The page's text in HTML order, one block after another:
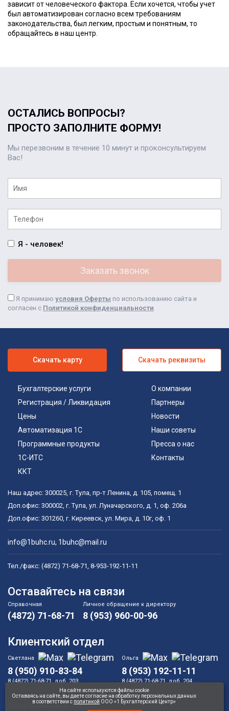
зависит от человеческого фактора. Если хочется, чтобы учет
был автоматизирован согласно всем требованиям
законодательства, был легким, простым и понятным, то
обращайтесь в наш центр.
ОСТАЛИСЬ ВОПРОСЫ?
ПРОСТО ЗАПОЛНИТЕ ФОРМУ!
Мы перезвоним в течение 10 минут и проконсультируем
Вас!
Я - человек!
Я принимаю условия Оферты по использованию сайта и
согласен с Политикой конфиденциальности
Скачать карту Скачать реквизиты
Бухгалтерские услуги
Регистрация / Ликвидация
Цены
Автоматизация 1С
Программные продукты
1С-ИТС
ККТ
О компании
Партнеры
Новости
Наши советы
Пресса о нас
Контакты
Наш адрес: 300025, г. Тула, пр-т Ленина, д. 105, помещ. 1
Доп.офис: 300002, г. Тула, ул. Луначарского, д. 1, оф. 206а
Доп.офис: 301260, г. Киреевск, ул. Мира, д. 10г, оф. 1
info@1buhc.ru, 1buhc@mail.ru
Тел./факс: (4872) 71-68-71, 8-953-192-11-11
Оставайтесь на связи
Справочная Личное обращение к директору
(4872) 71-68-71 8 (953) 960-00-96
Клиентский отдел
Светлана Ольга
8 (950) 910-83-84
8 (4872) 71-68-71, доб. 203
8 (953) 192-11-11
8 (4872) 71-68-71, доб. 204
Interplay
На сайте используются файлы cookie
Оставаясь на сайте, вы даете согласие на обработку персональных данных
в соответствии с политикой ООО «1 Бухгалтерский Центр»